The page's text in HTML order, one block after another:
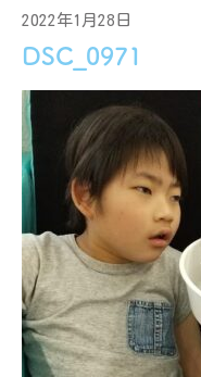
2022年1月28日
DSC_0971